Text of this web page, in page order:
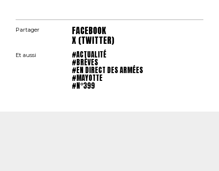
Partager FACEBOOK
X (TWITTER)
Et aussi #ACTUALITÉ
#BRÈVES
#EN DIRECT DES ARMÉES
#MAYOTTE
#N°399